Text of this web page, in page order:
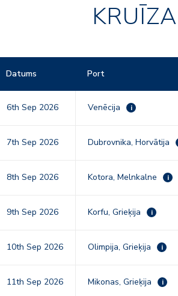
Datums Port
6th Sep 2026 Venēcija i
7th Sep 2026 Dubrovnika, Horvātija
8th Sep 2026 Kotora, Melnkalne i
9th Sep 2026 Korfu, Grieķija i
10th Sep 2026 Olimpija, Grieķija i
11th Sep 2026 Mikonas, Grieķija i